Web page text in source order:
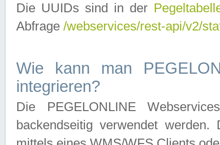
Die UUIDs sind in der
Abfrage /webservices/rest-api/v2/
Wie kann man
integrieren?
Die PEGELONLINE
backendseitig verwendet